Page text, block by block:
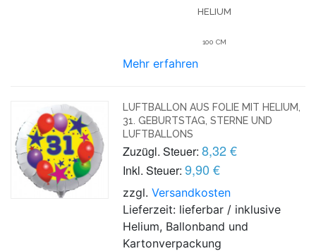
HELIUM
100 CM
Mehr erfahren
LUFTBALLON AUS FOLIE MIT HELIUM,
31. GEBURTSTAG, STERNE UND
LUFTBALLONS
Zuzügl. Steuer: 8,32 €
Inkl. Steuer: 9,90 €
zzgl.Versandkosten
Lieferzeit: lieferbar / inklusive
Helium, Ballonband und
Kartonverpackung